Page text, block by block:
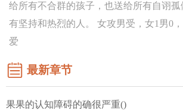
给所有不合群的孩子，也送给所有自诩
有坚持和热烈的人。 女攻男受，女1男0
爱
最新章节
果果的认知障碍的确很严重()